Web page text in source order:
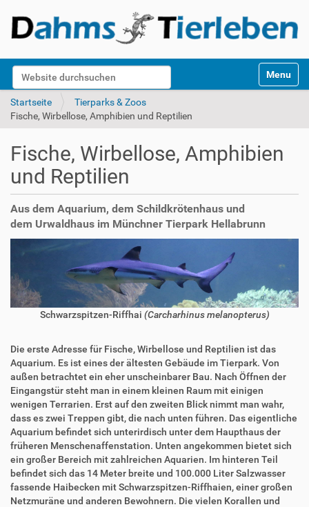
Website durchsuchen
k
Toggle
Startseite
Tierparks & Zoos
Fische, Wirbellose, Amphibien und Reptilien
Fische, Wirbellose, Amphibien
und Reptilien
Aus dem Aquarium, dem Schildkrötenhaus und
dem Urwaldhaus im Münchner Tierpark Hellabrunn
Schwarzspitzen-Riffhai (Carcharhinus melanopterus)
Die erste Adresse für Fische, Wirbellose und Reptilien ist das
Aquarium. Es ist eines der ältesten Gebäude im Tierpark. Von
außen betrachtet ein eher unscheinbarer Bau. Nach Öffnen der
Eingangstür steht man in einem kleinen Raum mit einigen
wenigen Terrarien. Erst auf den zweiten Blick nimmt man wahr,
dass es zwei Treppen gibt, die nach unten führen. Das eigentliche
Aquarium befindet sich unterirdisch unter dem Haupthaus der
früheren Menschenaffenstation. Unten angekommen bietet sich
ein großer Bereich mit zahlreichen Aquarien. Im hinteren Teil
befindet sich das 14 Meter breite und 100.000 Liter Salzwasser
fassende Haibecken mit Schwarzspitzen-Riffhaien, einer großen
Netzmuräne und anderen Bewohnern. Die vielen Korallen und